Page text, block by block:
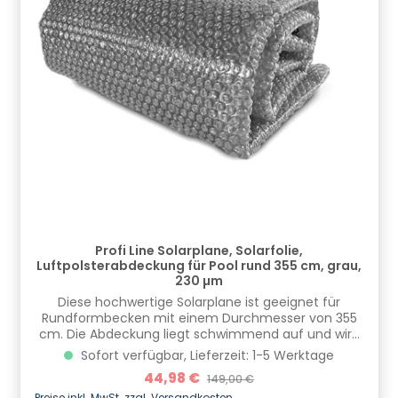
Bahnhofstraße 68, 73240 Wendlingen, DE,
info.de@cf.group, +4970244048100
Gefahrstoffhinweise (falls vorhanden):
Profi Line Solarplane, Solarfolie,
Luftpolsterabdeckung für Pool rund 355 cm, grau,
230 µm
Diese hochwertige Solarplane ist geeignet für
Rundformbecken mit einem Durchmesser von 355
cm. Die Abdeckung liegt schwimmend auf und wird
deshalb etwas kleiner gefertigt.Die Folie hat eine
Materialdicke von 230 Mikrometer und ist UVA- und
Chlorbeständig. Bei nichtgebrauch wird sie einfach
Sofort verfügbar, Lieferzeit: 1-5 Werktage
Verkaufspreis:
44,98 € Regulärer Preis:
149,00 €